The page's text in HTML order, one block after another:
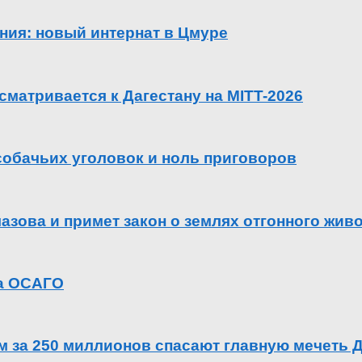
новый интернат в Цмуре
к Дагестану на MITT-2026
уголовок и ноль приговоров
и примет закон о землях отгонного
ОСАГО
за 250 миллионов спасают главную мечеть